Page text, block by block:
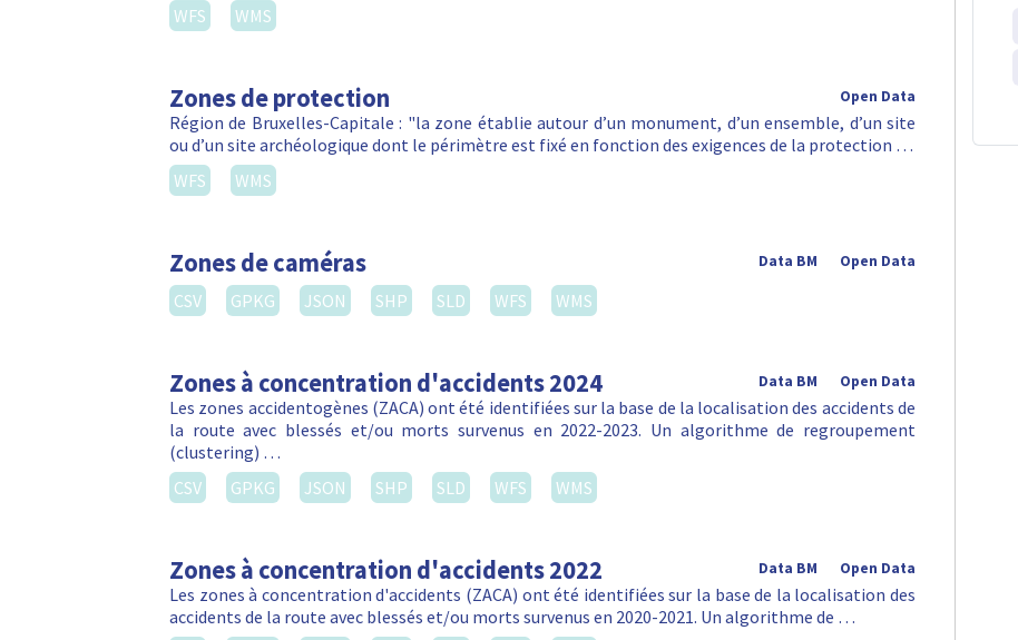
WFS
WMS
Zones de protection Open Data
Région de Bruxelles-Capitale : "la zone établie autour d’un monument, d’un ensemble, d’un site
ou d’un site archéologique dont le périmètre est fixé en fonction des exigences de la protection …
WFS
WMS
Zones de caméras Open Data
Data BM
CSV GPKG JSON SHP SLD WFS WMS
Zones à concentration d'accidents 2024 Open Data
Data BM
Les zones accidentogènes (ZACA) ont été identifiées sur la base de la localisation des accidents de
la route avec blessés et/ou morts survenus en 2022-2023. Un algorithme de regroupement
(clustering) …
CSV
GPKG JSON SHP SLD WFS WMS
Zones à concentration d'accidents 2022 Open Data
Data BM
Les zones à concentration d'accidents (ZACA) ont été identifiées sur la base de la localisation des
accidents de la route avec blessés et/ou morts survenus en 2020-2021. Un algorithme de …